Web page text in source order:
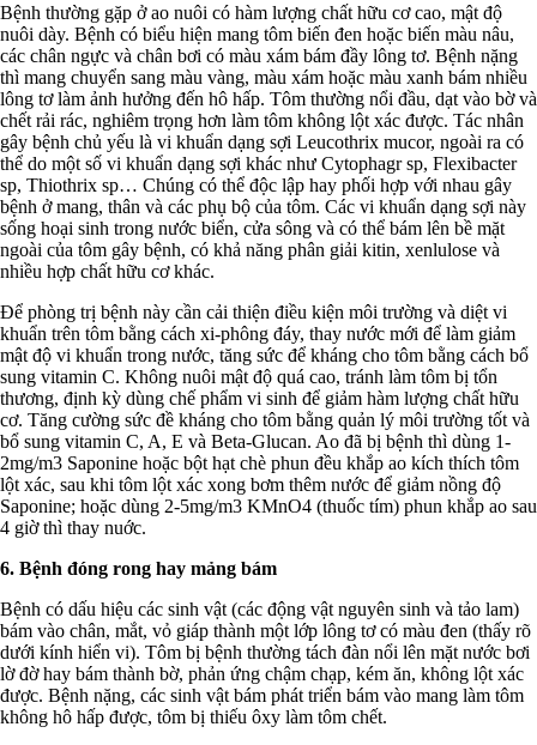
Bệnh thường gặp ở ao nuôi có hàm lượng chất hữu cơ cao, mật độ
nuôi dày. Bệnh có biểu hiện mang tôm biến đen hoặc biến màu nâu,
các chân ngực và chân bơi có màu xám bám đầy lông tơ. Bệnh nặng
thì mang chuyển sang màu vàng, màu xám hoặc màu xanh bám nhiều
lông tơ làm ảnh hưởng đến hô hấp. Tôm thường nổi đầu, dạt vào bờ và
chết rải rác, nghiêm trọng hơn làm tôm không lột xác được. Tác nhân
gây bệnh chủ yếu là vi khuẩn dạng sợi Leucothrix mucor, ngoài ra có
thể do một số vi khuẩn dạng sợi khác như Cytophagr sp, Flexibacter
sp, Thiothrix sp… Chúng có thể độc lập hay phối hợp với nhau gây
bệnh ở mang, thân và các phụ bộ của tôm. Các vi khuẩn dạng sợi này
sống hoại sinh trong nước biển, cửa sông và có thể bám lên bề mặt
ngoài của tôm gây bệnh, có khả năng phân giải kitin, xenlulose và
nhiều hợp chất hữu cơ khác.
Để phòng trị bệnh này cần cải thiện điều kiện môi trường và diệt vi
khuẩn trên tôm bằng cách xi-phông đáy, thay nước mới để làm giảm
mật độ vi khuẩn trong nước, tăng sức để kháng cho tôm bằng cách bổ
sung vitamin C. Không nuôi mật độ quá cao, tránh làm tôm bị tổn
thương, định kỳ dùng chế phẩm vi sinh để giảm hàm lượng chất hữu
cơ. Tăng cường sức đề kháng cho tôm bằng quản lý môi trường tốt và
bổ sung vitamin C, A, E và Beta-Glucan. Ao đã bị bệnh thì dùng 1-
2mg/m3 Saponine hoặc bột hạt chè phun đều khắp ao kích thích tôm
lột xác, sau khi tôm lột xác xong bơm thêm nước để giảm nồng độ
Saponine; hoặc dùng 2-5mg/m3 KMnO4 (thuốc tím) phun khắp ao sau
4 giờ thì thay nuớc.
6. Bệnh đóng rong hay mảng bám
Bệnh có dấu hiệu các sinh vật (các động vật nguyên sinh và tảo lam)
bám vào chân, mắt, vỏ giáp thành một lớp lông tơ có màu đen (thấy rõ
dưới kính hiển vi). Tôm bị bệnh thường tách đàn nổi lên mặt nước bơi
lờ đờ hay bám thành bờ, phản ứng chậm chạp, kém ăn, không lột xác
được. Bệnh nặng, các sinh vật bám phát triển bám vào mang làm tôm
không hô hấp được, tôm bị thiếu ôxy làm tôm chết.